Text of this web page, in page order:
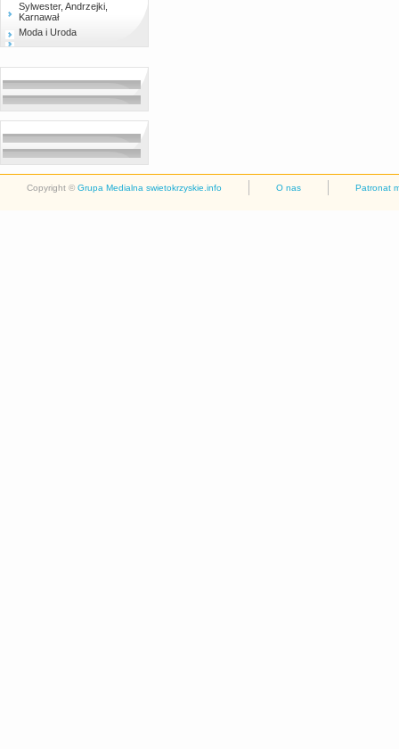
Sylwester, Andrzejki,
Karnawał
Moda i Uroda
Copyright © Grupa Medialna swietokrzyskie.info O nas Patronat